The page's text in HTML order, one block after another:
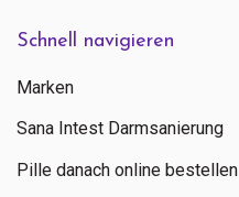
Schnell navigieren
Marken
Sana Intest Darmsanierung
Pille danach online bestellen